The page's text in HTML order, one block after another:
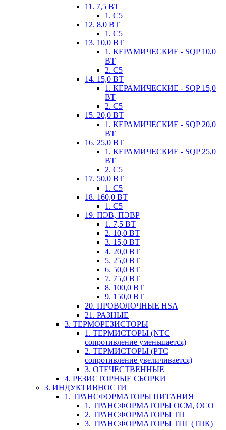
11. 7,5 ВТ
1. С5
12. 8,0 ВТ
1. С5
13. 10,0 ВТ
1. КЕРАМИЧЕСКИЕ - SQP 10,0
ВТ
2. С5
14. 15,0 ВТ
1. КЕРАМИЧЕСКИЕ - SQP 15,0
ВТ
2. С5
15. 20,0 ВТ
1. КЕРАМИЧЕСКИЕ - SQP 20,0
ВТ
16. 25,0 ВТ
1. КЕРАМИЧЕСКИЕ - SQP 25,0
ВТ
2. С5
17. 50,0 ВТ
1. С5
18. 160,0 ВТ
1. С5
19. ПЭВ, ПЭВР
1. 7,5 ВТ
2. 10,0 ВТ
3. 15,0 ВТ
4. 20,0 ВТ
5. 25,0 ВТ
6. 50,0 ВТ
7. 75,0 ВТ
8. 100,0 ВТ
9. 150,0 ВТ
20. ПРОВОЛОЧНЫЕ HSA
21. РАЗНЫЕ
3. ТЕРМОРЕЗИСТОРЫ
1. ТЕРМИСТОРЫ (NTC
сопротивление уменьшается)
2. ТЕРМИСТОРЫ (PTC
сопротивление увеличивается)
3. ОТЕЧЕСТВЕННЫЕ
4. РЕЗИСТОРНЫЕ СБОРКИ
3. ИНДУКТИВНОСТИ
1. ТРАНСФОРМАТОРЫ ПИТАНИЯ
1. ТРАНСФОРМАТОРЫ ОСМ, ОСО
2. ТРАНСФОРМАТОРЫ ТП
3. ТРАНСФОРМАТОРЫ ТПГ (ТПК)